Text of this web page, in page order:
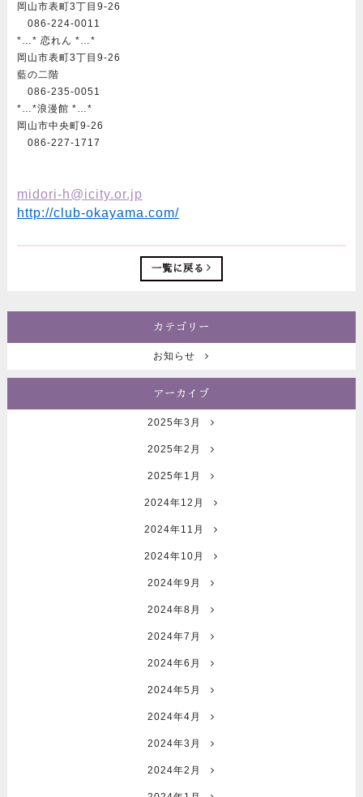
岡山市表町3丁目9-26
086-224-0011
*…* 恋れん *…*
岡山市表町3丁目9-26
藍の二階
086-235-0051
*…*浪漫館 *…*
岡山市中央町9-26
086-227-1717
midori-h@icity.or.jp
http://club-okayama.com/
一覧に戻る
カテゴリー
お知らせ
アーカイブ
2025年3月
2025年2月
2025年1月
2024年12月
2024年11月
2024年10月
2024年9月
2024年8月
2024年7月
2024年6月
2024年5月
2024年4月
2024年3月
2024年2月